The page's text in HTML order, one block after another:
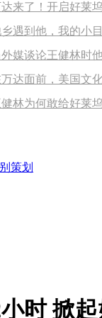
来了！开启好莱
遇到他，我的小
外媒谈论王健林时
达面前，美国文
健林为何敢给好莱
策划
时 掀